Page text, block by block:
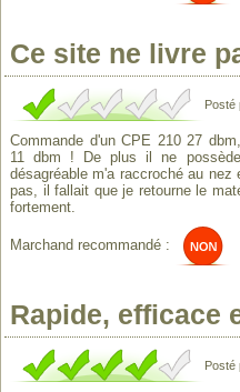
Ce site ne livre
Posté
Commande d'un CPE 210 27
11 dbm ! De plus il ne
désagréable m'a raccroché au
pas, il fallait que je retourne le
fortement.
Marchand recommandé :
Rapide, efficace
Posté